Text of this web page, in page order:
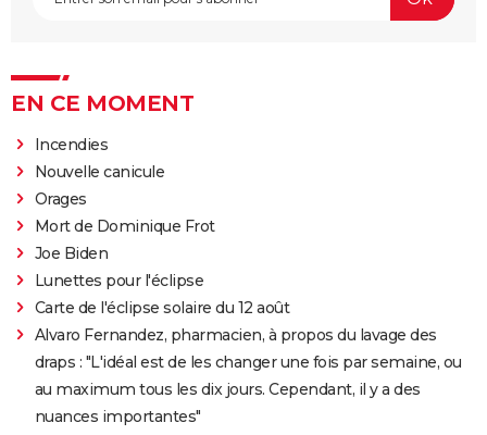
EN CE MOMENT
Incendies
Nouvelle canicule
Orages
Mort de Dominique Frot
Joe Biden
Lunettes pour l'éclipse
Carte de l'éclipse solaire du 12 août
Alvaro Fernandez, pharmacien, à propos du lavage des
draps : "L'idéal est de les changer une fois par semaine, ou
au maximum tous les dix jours. Cependant, il y a des
nuances importantes"